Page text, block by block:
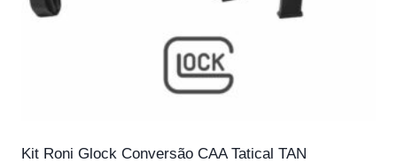
Kit Roni Glock Conversão CAA Tatical TAN